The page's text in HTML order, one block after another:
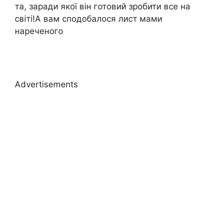
та, заради якої він готовий зробити все на
світі!А вам сподобалося лист мами
нареченого
Advertisements